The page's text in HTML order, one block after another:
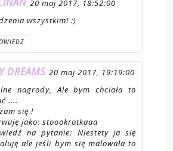
20 maj 2017, 18:52:00
wszystkim! :)
DREAMS 20 maj 2017, 19:19:00
nagrody, Ale bym chciała to
....
się !
jako: stoookrotkaaa
na pytanie: Niestety ja się
ale jeśli bym się malowała to